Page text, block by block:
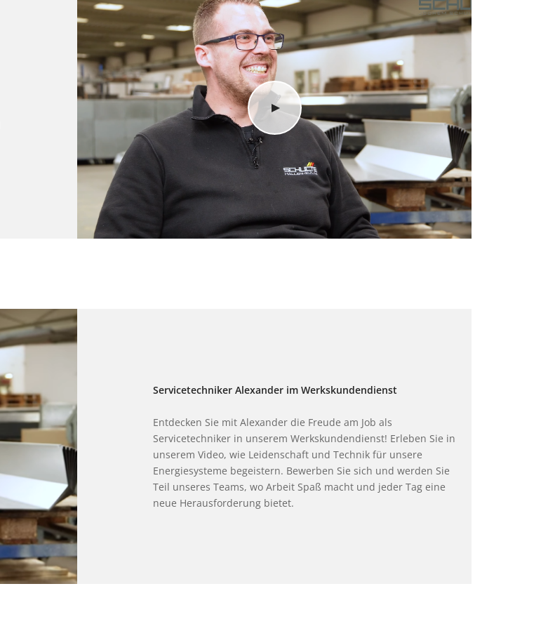
Servicetechniker Alexander im Werkskundendienst
Entdecken Sie mit Alexander die Freude am Job als
Servicetechniker in unserem Werkskundendienst! Erleben Sie in
unserem Video, wie Leidenschaft und Technik für unsere
Energiesysteme begeistern. Bewerben Sie sich und werden Sie
Teil unseres Teams, wo Arbeit Spaß macht und jeder Tag eine
neue Herausforderung bietet.